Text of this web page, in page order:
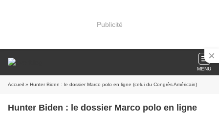
Publicité
MENU
Accueil » Hunter Biden : le dossier Marco polo en ligne (celui du Congrès Américain)
Hunter Biden : le dossier Marco polo en ligne